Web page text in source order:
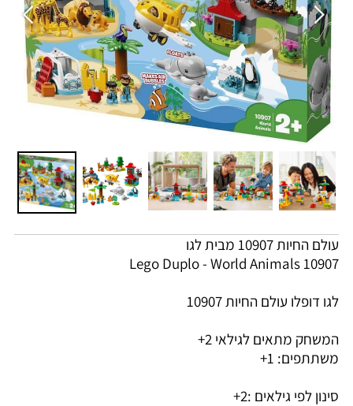
עולם החיות 10907 מבית לגו
Lego Duplo - World Animals 10907
לגו דופלו עולם החיות 10907
המשחק מתאים לגילאי 2+
משתתפים: 1+
סינון לפי גילאים :2+